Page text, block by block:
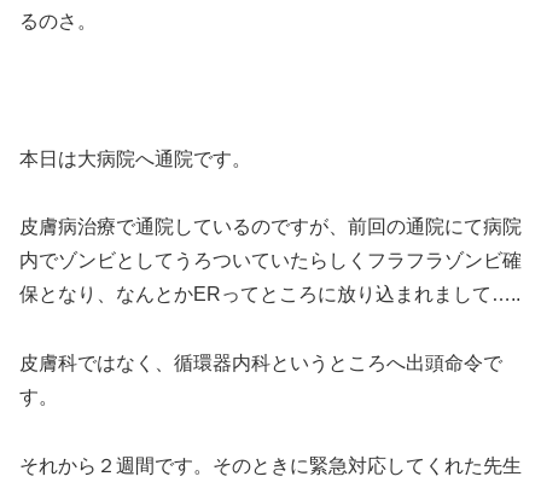
るのさ。
本日は大病院へ通院です。
皮膚病治療で通院しているのですが、前回の通院にて病院
内でゾンビとしてうろついていたらしくフラフラゾンビ確
保となり、なんとかERってところに放り込まれまして…..
皮膚科ではなく、循環器内科というところへ出頭命令で
す。
それから２週間です。そのときに緊急対応してくれた先生